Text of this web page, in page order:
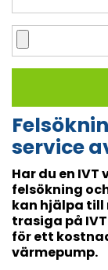
service
Har du en
felsökning
kan hjälpa till
trasiga på
för ett
värmepump.